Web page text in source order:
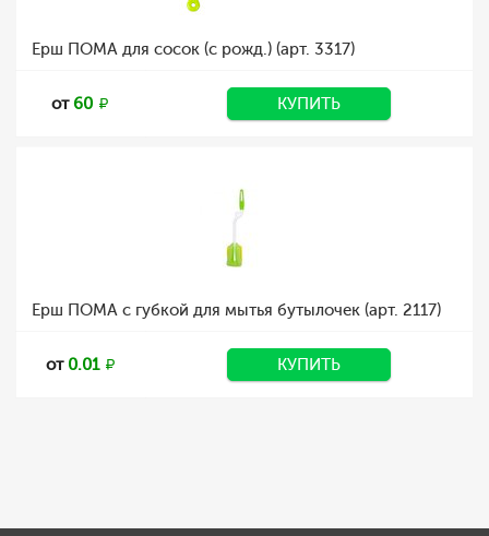
Ерш ПОМА для сосок (с рожд.) (арт. 3317)
от60 КУПИТЬ
Ерш ПОМА с губкой для мытья бутылочек (арт. 2117)
от 0.01 КУПИТЬ